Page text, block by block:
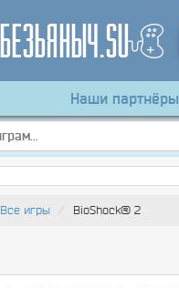
Наши партнёры
Все игры BioShock® 2